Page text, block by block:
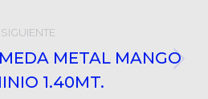
SIGUIENTE
Próximo
post:
METAL MANGO
1.40MT.